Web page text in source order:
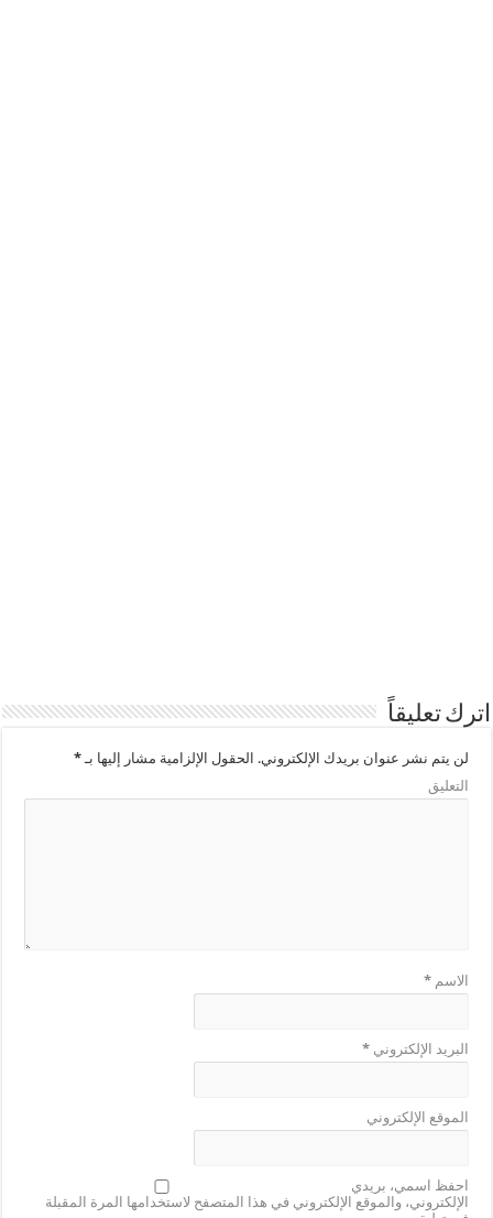
اترك تعليقاً
لن يتم نشر عنوان بريدك الإلكتروني. الحقول الإلزامية مشار إليها بـ*
التعليق
الاسم*
البريد الإلكتروني*
الموقع الإلكتروني
احفظ اسمي، بريدي
الإلكتروني، والموقع الإلكتروني في هذا المتصفح لاستخدامها المرة المقبلة